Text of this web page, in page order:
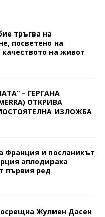
тръгва на
посветено на
на живот
– ГЕРГАНА
ОТКРИВА
ИЗЛОЖБА
Франция и посланикът
аплодираха
първия ред
Жулиен Дасен